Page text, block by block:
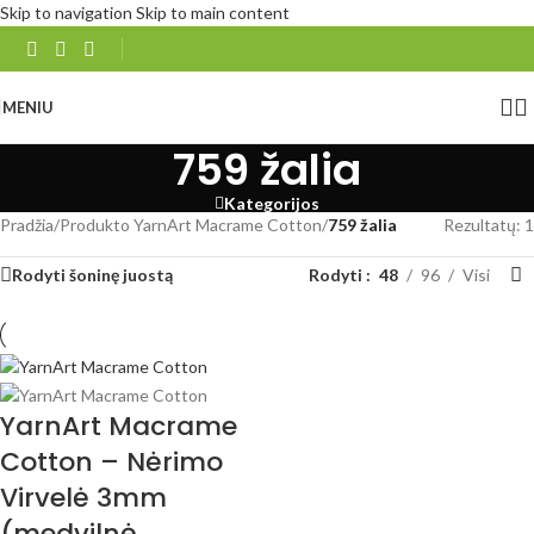
Skip to navigation Skip to main content
MENIU
759 žalia
Kategorijos
Pradžia/Produkto YarnArt Macrame Cotton/759 žalia Rezultatų: 1
Rodyti šoninę juostą Rodyti 48 96 Visi
YarnArt Macrame
Cotton – Nėrimo
Virvelė 3mm